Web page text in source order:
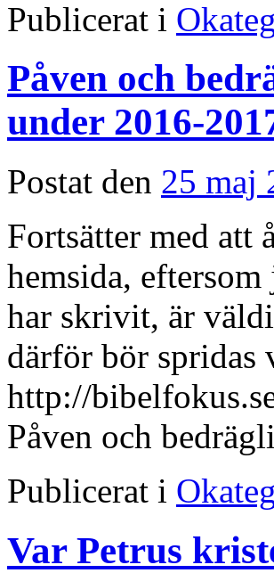
Publicerat i
Påven och
under 2016-
Postat den 25 maj
Fortsätter med att
hemsida,
har skrivit, är
därför bör spridas
http://
Påven och
Publicerat i
Var Petrus